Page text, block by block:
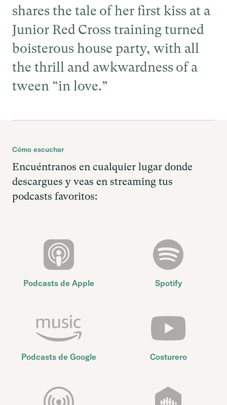
shares the tale of her first kiss at a
Junior Red Cross training turned
boisterous house party, with all
the thrill and awkwardness of a
tween “in love.”
Cómo escuchar
Encuéntranos en cualquier lugar donde
descargues y veas en streaming tus
podcasts favoritos:
Podcasts de Apple Spotify
Podcasts de Google Costurero